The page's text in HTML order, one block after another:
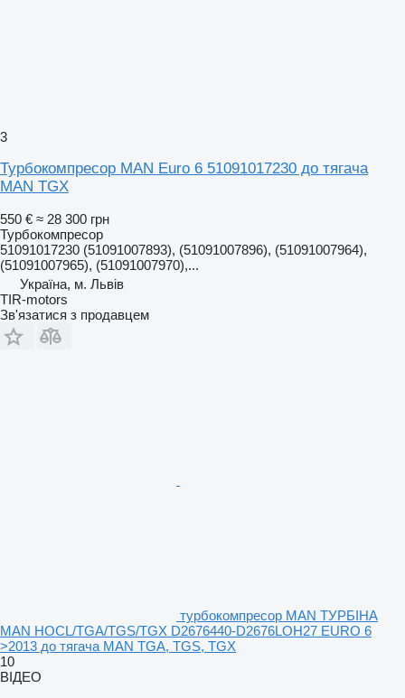
3
Турбокомпресор MAN Euro 6 51091017230 до тягача
MAN TGX
550 € ≈ 28 300 грн
Турбокомпресор
51091017230 (51091007893), (51091007896), (51091007964),
(51091007965), (51091007970),...
Україна, м. Львів
TIR-motors
Зв'язатися з продавцем
турбокомпресор MAN ТУРБІНА
MAN HOCL/TGA/TGS/TGX D2676440-D2676LOH27 EURO 6
>2013 до тягача MAN TGA, TGS, TGX
10
ВІДЕО